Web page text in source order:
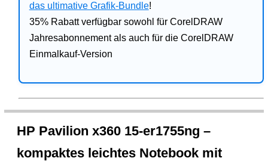
das ultimative Grafik-Bundle!
35% Rabatt verfügbar sowohl für CorelDRAW
Jahresabonnement als auch für die CorelDRAW
Einmalkauf-Version
HP Pavilion x360 15-er1755ng –
kompaktes leichtes Notebook mit